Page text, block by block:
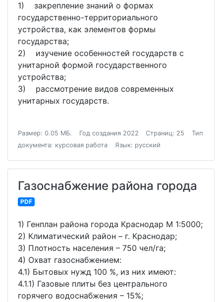
1) закрепление знаний о формах
государственно-территориального
устройства, как элементов формы
государства;
2) изучение особенностей государств с
унитарной формой государственного
устройства;
3) рассмотрение видов современных
унитарных государств.
Размер: 0.05 МБ. Год создания 2022 Страниц: 25
Тип
документа: курсовая работа
Язык: русский
Газоснабжение района города
PDF
1) Генплан района города Краснодар М 1:5000;
2) Климатический район – г. Краснодар;
3) Плотность населения – 750 чел/га;
4) Охват газоснабжением:
4.1) Бытовых нужд 100 %, из них имеют:
4.1.1) Газовые плиты без центрального
горячего водоснабжения – 15%;